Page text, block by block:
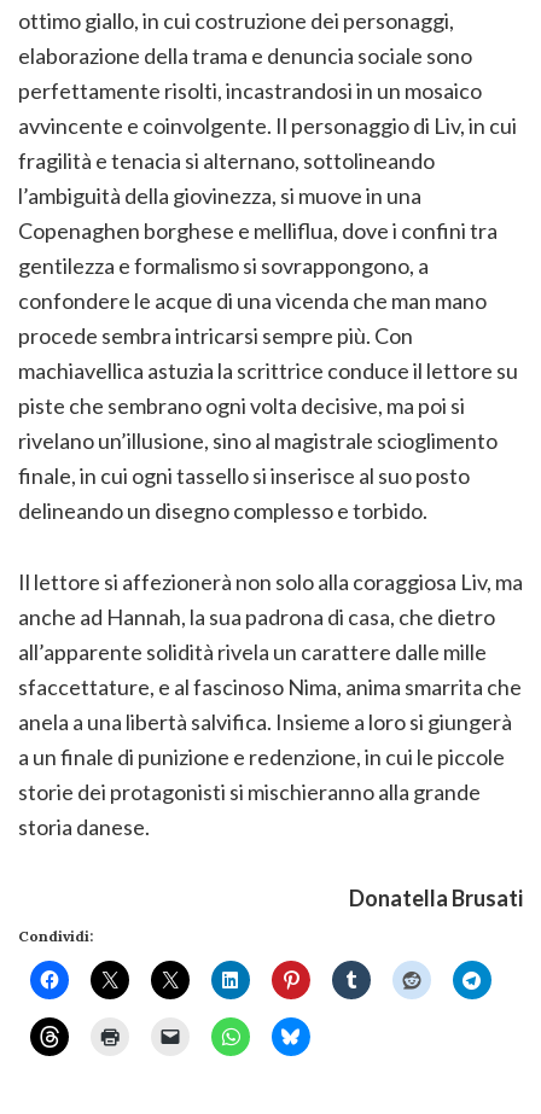
ottimo giallo, in cui costruzione dei personaggi,
elaborazione della trama e denuncia sociale sono
perfettamente risolti, incastrandosi in un mosaico
avvincente e coinvolgente. Il personaggio di Liv, in cui
fragilità e tenacia si alternano, sottolineando
l’ambiguità della giovinezza, si muove in una
Copenaghen borghese e melliflua, dove i confini tra
gentilezza e formalismo si sovrappongono, a
confondere le acque di una vicenda che man mano
procede sembra intricarsi sempre più. Con
machiavellica astuzia la scrittrice conduce il lettore su
piste che sembrano ogni volta decisive, ma poi si
rivelano un’illusione, sino al magistrale scioglimento
finale, in cui ogni tassello si inserisce al suo posto
delineando un disegno complesso e torbido.
Il lettore si affezionerà non solo alla coraggiosa Liv, ma
anche ad Hannah, la sua padrona di casa, che dietro
all’apparente solidità rivela un carattere dalle mille
sfaccettature, e al fascinoso Nima, anima smarrita che
anela a una libertà salvifica. Insieme a loro si giungerà
a un finale di punizione e redenzione, in cui le piccole
storie dei protagonisti si mischieranno alla grande
storia danese.
Donatella Brusati
Condividi: